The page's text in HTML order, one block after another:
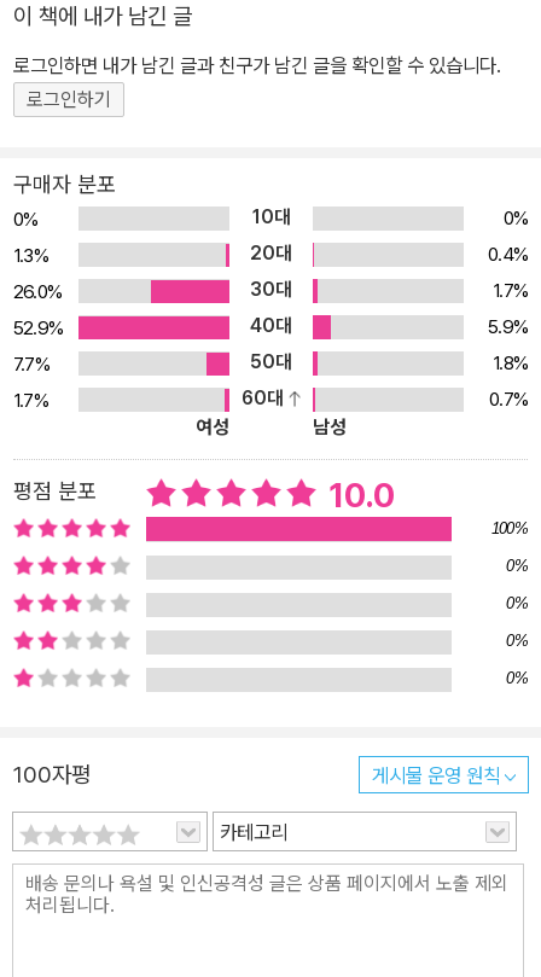
이 미니어처 세상에서는 주체적으로 움직이는 존재로 다시 태어났습
향을 뽐내며 미니어처 세상을 활보합니다. 오늘 사용한 연필과 펜은
무슨 색 옷을 입고 있었나요? 간식으로 고른 아이스크림은 무슨 맛이
림이 모자를 고르고, 소시지가 자동차를 사러 가는 미니어처 세상을
만나고 나면 우리의 일상이 즐거운 상상으로 가득해질 거예요. 할아
버지와 강아지의 술래잡기 장면 속에 펼쳐지는 또 다른 이야기 책을
펼치면 초밥이 흘린 밥알을 따라 걸어가는 한 마리 개가 보입니다. 어
디에서 나타난 개인지는 표지를 잘 들여다보면 알 수 있어요. 미니어
처 세상을 누비며 장면마다 등장하는 개와 할아버지의 술래잡기도 또
하나의 재미를 선사합니다. 사물들이 복닥복닥 가득한 미니어처 세상
은 책을 펼칠 때마다 새로운 장면으로 눈길을 잡아끌어요. 등장하는
어떤 사물을 주인공 삼아 장면을 꾸몄을까 상상하면서 미니어처 세상
을 즐겨 보세요. 매번 자신의 작품에 등장하는 작가의 미니어처도 놓
치지 말고 찾아보세요! 미니어처 아티스트 타나카 타츠야 타나카 타
츠야 작가는 2011년부터 ‘미니어처 캘린더’라는 이름으로 하루도 빠
짐없이 미니어처 작품을 만들어 SNS에 발표해 온 미니어처 아티스
트입니다. 세계 곳곳에서 미니어처 작품 전시회를 개최했고, 전시회
를 찾은 관람객은 2022년에 이미 200만 명을 돌파했습니다. 2021
이나 전시를 연장했고, 서울에 이어 부산에서도 전시회가 열렸습니
다. 타나카 타츠야 작가의 첫 그림책 《작고 작고 큰》은 출간 즉시 독
자들의 관심과 큰 호평을 받았고, 그림책 잡지 <MOE>에서 선정하
는 일본 그림책 서점 ‘대상’과 ‘신인상’을 동시에 수상하며 주목받았습
니다. 첫 그림책이 한국에 소개되었을 때는 각별한 솜씨로 제목에 들
이 책에 내가 남긴 글
로그인하면 내가 남긴 글과 친구가 남긴 글을 확인할 수 있습니다.
로그인하기
구매자 분포
0% 10대
0%
1.3%
20대
0.4%
26.0%
30대
1.7%
52.9%
40대
5.9%
7.7%
50대
1.8%
1.7%
60대
0.7%
여성
남성
평점 분포 10.0
100%
0%
0%
0%
0%
100자평 게시물 운영 원칙
카테고리